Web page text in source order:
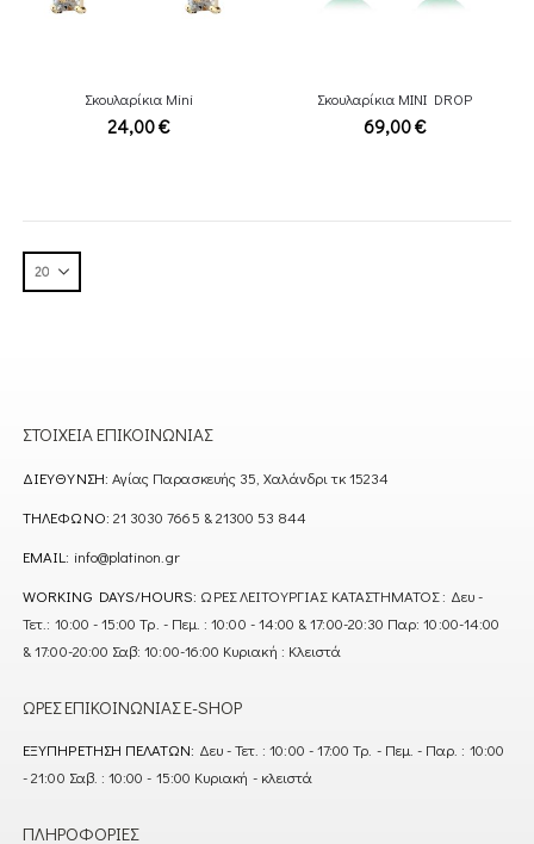
Σκουλαρίκια Mini
24,00€
Σκουλαρίκια MINI DROP
69,00€
ΣΤΟΙΧΕΊΑ ΕΠΙΚΟΙΝΩΝΊΑΣ
ΔΙΕΎΘΥΝΣΗ: Αγίας Παρασκευής 35, Χαλάνδρι τκ 15234
ΤΗΛΈΦΩΝΟ: 21 3030 7665 & 21300 53 844
EMAIL: info@platinon.gr
WORKING DAYS/HOURS: ΩΡΕΣ ΛΕΙΤΟΥΡΓΙΑΣ ΚΑΤΑΣΤΗΜΑΤΟΣ : Δευ -
Τετ.: 10:00 - 15:00 Τρ. - Πεμ. : 10:00 - 14:00 & 17:00-20:30 Παρ: 10:00-14:00
& 17:00-20:00 Σαβ: 10:00-16:00 Κυριακή : Κλειστά
ΏΡΕΣ ΕΠΙΚΟΙΝΩΝΊΑΣ E-SHOP
ΕΞΥΠΗΡΈΤΗΣΗ ΠΕΛΑΤΏΝ: Δευ - Τετ. : 10:00 - 17:00 Τρ. - Πεμ. - Παρ. : 10:00
- 21:00 Σαβ. : 10:00 - 15:00 Κυριακή - κλειστά
ΠΛΗΡΟΦΟΡΊΕΣ